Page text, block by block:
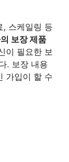
, 스케일링 등
보장 제품
이 필요한 보
. 보장 내용
가입이 할 수